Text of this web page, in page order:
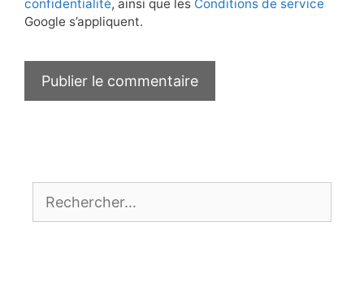
confidentialité, ainsi que les Conditions de service
Google s’appliquent.